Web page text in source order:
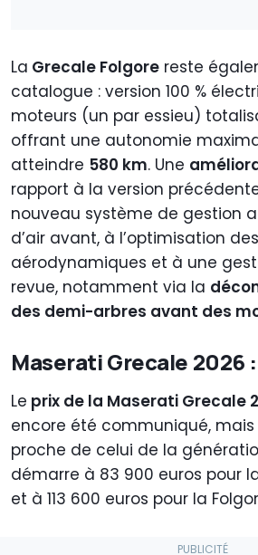
La Grecale Folgore reste
catalogue : version 100 %
moteurs (un par essieu)
offrant une autonomie
atteindre 580 km. Une
rapport à la version
nouveau système de gestion
d’air avant, à l’optimisation
aérodynamiques et à une
revue, notamment via la
des demi-arbres avant des
Maserati Grecale 2026
Le prix de la Maserati Grecale
encore été communiqué,
proche de celui de la
démarre à 83 900 euros pour
et à 113 600 euros pour la